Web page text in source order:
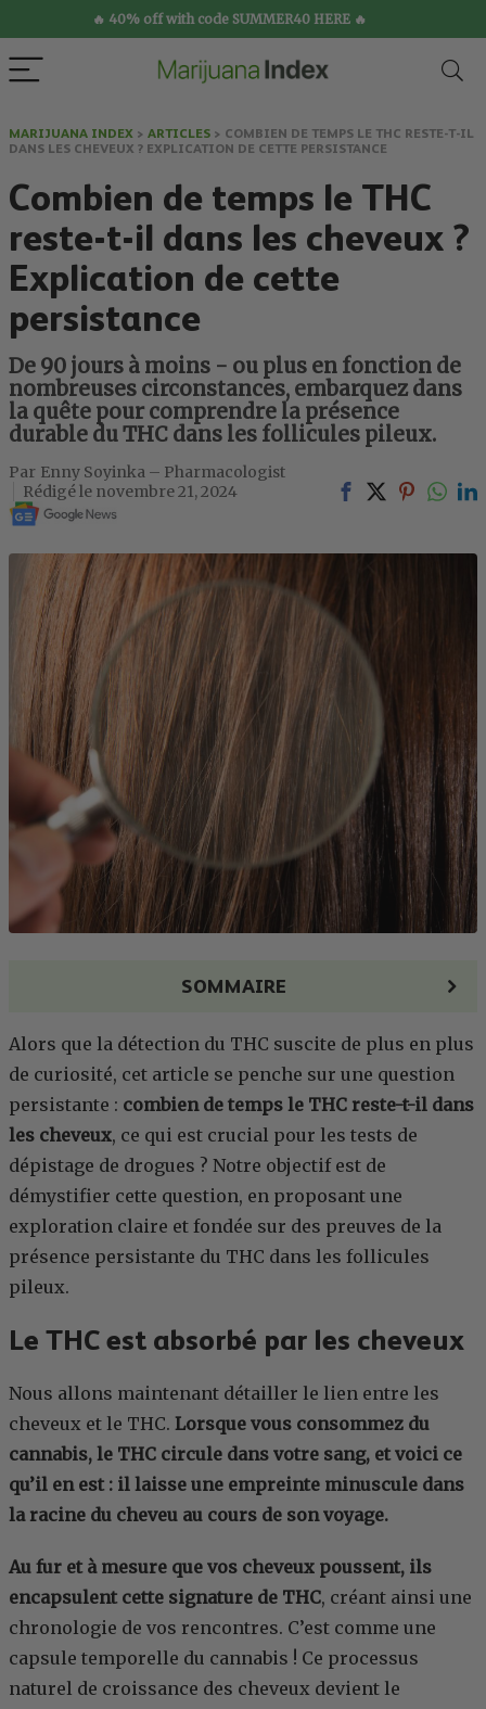
🔥 40% off with code SUMMER40 HERE 🔥
MARIJUANA INDEX > ARTICLES > COMBIEN DE TEMPS LE THC RESTE-T-IL
DANS LES CHEVEUX ? EXPLICATION DE CETTE PERSISTANCE
Combien de temps le THC
reste-t-il dans les cheveux ?
Explication de cette
persistance
De 90 jours à moins - ou plus en fonction de
nombreuses circonstances, embarquez dans
la quête pour comprendre la présence
durable du THC dans les follicules pileux.
Enny Soyinka – Pharmacologist
novembre 21, 2024
SOMMAIRE
Alors que la détection du THC suscite de plus en plus
de curiosité, cet article se penche sur une question
persistante : combien de temps le THC reste-t-il dans
les cheveux, ce qui est crucial pour les tests de
dépistage de drogues ? Notre objectif est de
démystifier cette question, en proposant une
exploration claire et fondée sur des preuves de la
présence persistante du THC dans les follicules
pileux.
Le THC est absorbé par les cheveux
Nous allons maintenant détailler le lien entre les
cheveux et le THC. Lorsque vous consommez du
cannabis, le THC circule dans votre sang, et voici ce
qu’il en est : il laisse une empreinte minuscule dans
la racine du cheveu au cours de son voyage.
Au fur et à mesure que vos cheveux poussent, ils
encapsulent cette signature de THC, créant ainsi une
chronologie de vos rencontres. C’est comme une
capsule temporelle du cannabis ! Ce processus
naturel de croissance des cheveux devient le